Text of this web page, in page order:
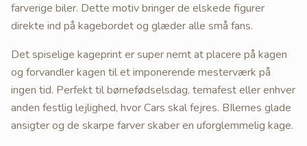
farverige biler. Dette motiv bringer de elskede figurer
direkte ind på kagebordet og glæder alle små fans.
Det spiselige kageprint er super nemt at placere på kagen
og forvandler kagen til et imponerende mesterværk på
ingen tid. Perfekt til børnefødselsdag, temafest eller enhver
anden festlig lejlighed, hvor Cars skal fejres. BIlernes glade
ansigter og de skarpe farver skaber en uforglemmelig kage.